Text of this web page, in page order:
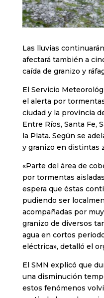
Las lluvias
afectará también a
caída de granizo y
El Servicio
el alerta por
ciudad y la provincia
Entre Ríos, Santa Fe,
la Plata. Según se
y granizo en distintas
«Parte del área de
por tormentas
espera que éstas
pudiendo ser
acompañadas por
granizo de diversos
agua en cortos
eléctrica», detalló el
El SMN explicó que
una disminución
estos fenómenos